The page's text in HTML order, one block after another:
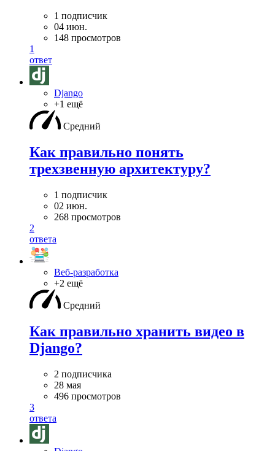
1 подписчик
04 июн.
148 просмотров
1
ответ
Django
+1 ещё
Средний
Как правильно понять
трехзвенную архитектуру?
1 подписчик
02 июн.
268 просмотров
2
ответа
Веб-разработка
+2 ещё
Средний
Как правильно хранить видео в
Django?
2 подписчика
28 мая
496 просмотров
3
ответа